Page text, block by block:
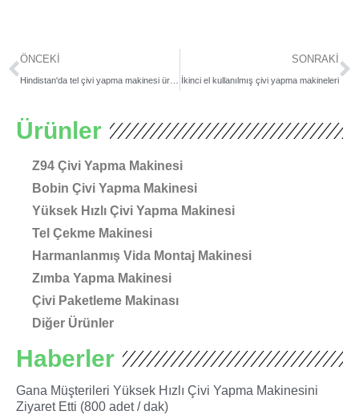
Prev
ÖNCEKI SONRAKI
İkinci el kullanılmış çivi yapma makineleri
Ürünler
Z94 Çivi Yapma Makinesi
Bobin Çivi Yapma Makinesi
Yüksek Hızlı Çivi Yapma Makinesi
Tel Çekme Makinesi
Harmanlanmış Vida Montaj Makinesi
Zımba Yapma Makinesi
Çivi Paketleme Makinası
Diğer Ürünler
Haberler
Gana Müşterileri Yüksek Hızlı Çivi Yapma Makinesini
Ziyaret Etti (800 adet / dak)